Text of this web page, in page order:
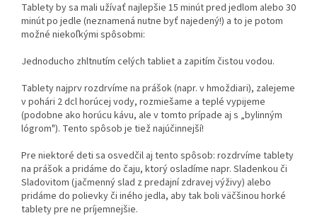
Tablety by sa mali užívať najlepšie 15 minút pred jedlom alebo 30
minút po jedle (neznamená nutne byť najedený!) a to je potom
možné niekoľkými spôsobmi:
Jednoducho zhltnutím celých tabliet a zapitím čistou vodou.
Tablety najprv rozdrvíme na prášok (napr. v hmoždiari), zalejeme
v pohári 2 dcl horúcej vody, rozmiešame a teplé vypijeme
(podobne ako horúcu kávu, ale v tomto prípade aj s „bylinným
lógrom"). Tento spôsob je tiež najúčinnejší!
Pre niektoré deti sa osvedčil aj tento spôsob: rozdrvíme tablety
na prášok a pridáme do čaju, ktorý osladíme napr. Sladenkou či
Sladovitom (jačmenný slad z predajní zdravej výživy) alebo
pridáme do polievky či iného jedla, aby tak boli väčšinou horké
tablety pre ne príjemnejšie.